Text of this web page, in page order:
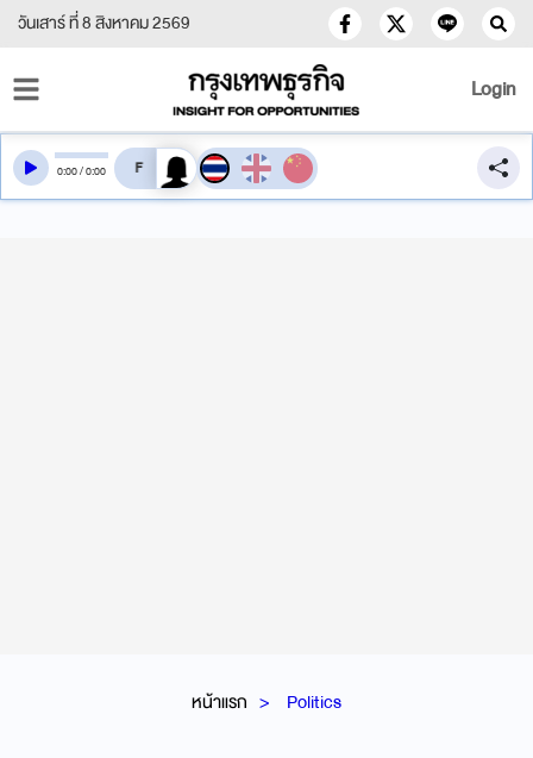
วันเสาร์ ที่ 8 สิงหาคม 2569
Login
หน้าแรก Politics
0:00/0:00 สลับเสียงอ่าน